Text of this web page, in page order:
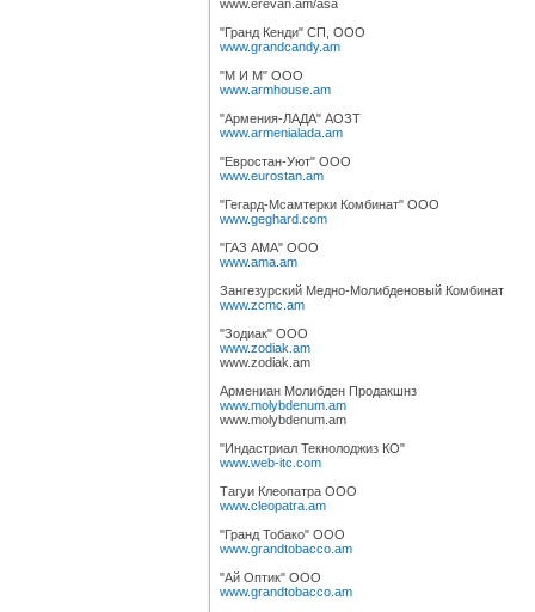
www.erevan.am/asa
"Гранд Кенди" СП, ООО
www.grandcandy.am
"М И М" ООО
www.armhouse.am
"Армения-ЛАДА" АОЗТ
www.armenialada.am
"Евростан-Уют" ООО
www.eurostan.am
"Гегард-Мсамтерки Комбинат" ООО
www.geghard.com
"ГАЗ АМА" ООО
www.ama.am
Зангезурский Медно-Молибденовый Комбинат
www.zcmc.am
"Зодиак" ООО
www.zodiak.am
www.zodiak.am
Армениан Молибден Продакшнз
www.molybdenum.am
www.molybdenum.am
"Индастриал Текнолоджиз КО"
www.web-itc.com
Тагуи Клеопатра ООО
www.cleopatra.am
"Гранд Тобако" ООО
www.grandtobacco.am
"Ай Оптик" ООО
www.grandtobacco.am